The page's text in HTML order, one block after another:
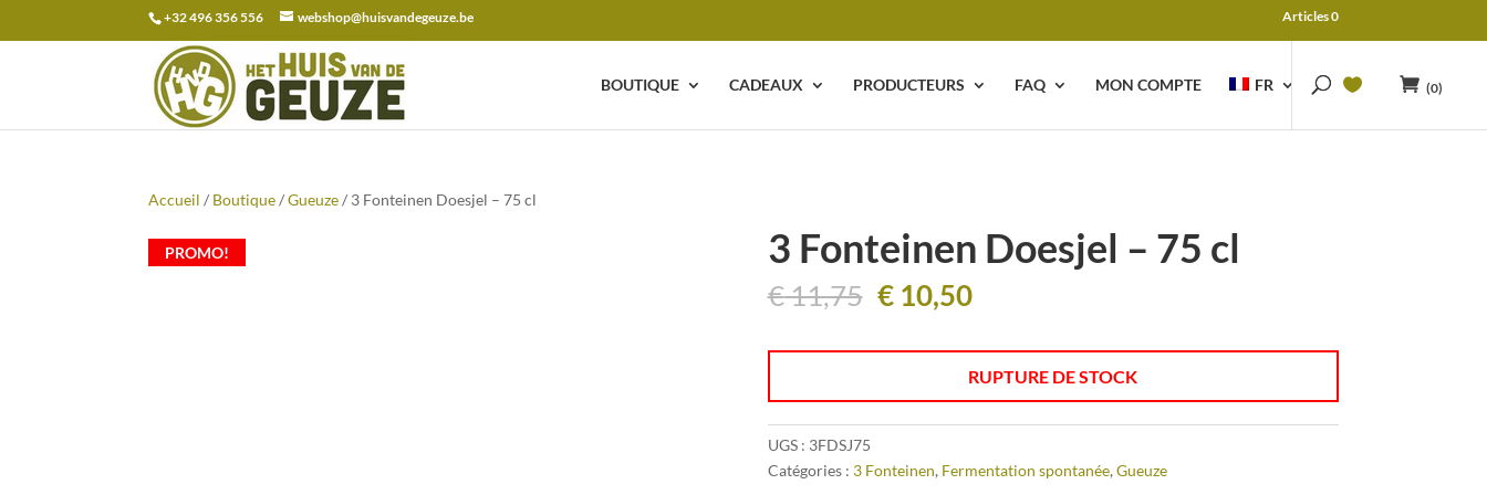
+32 496 356 556 webshop@huisvandegeuze.be Articles 0
BOUTIQUE CADEAUX PRODUCTEURS FAQ MON COMPTE FR (0)
Recherche
pour :
Accueil / Boutique/Gueuze/ 3 Fonteinen Doesjel – 75 cl
PROMO! 3 Fonteinen Doesjel – 75 cl
€11,75 Le
initial
€ 11,75.
€10,50Le
actuel
est :
€ 10,50.
RUPTURE DE STOCK
UGS : 3FDSJ75
Catégories : 3 Fonteinen, Fermentation spontanée, Gueuze